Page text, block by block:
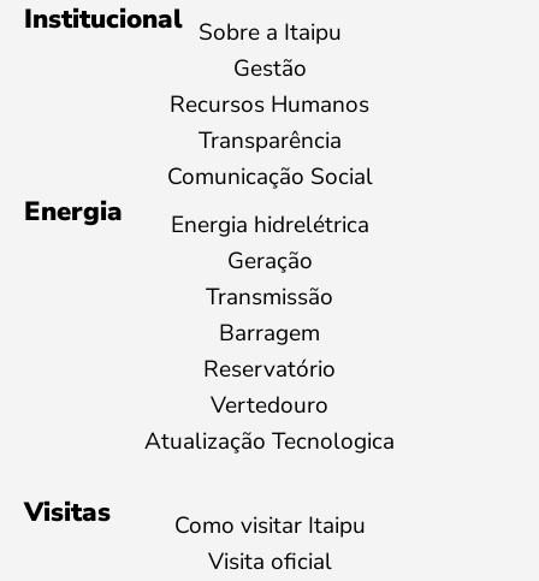
Institucional Sobre a Itaipu
Gestão
Recursos Humanos
Transparência
Comunicação Social
Energia
Energia hidrelétrica
Geração
Transmissão
Barragem
Reservatório
Vertedouro
Atualização Tecnologica
Visitas
Como visitar Itaipu
Visita oficial